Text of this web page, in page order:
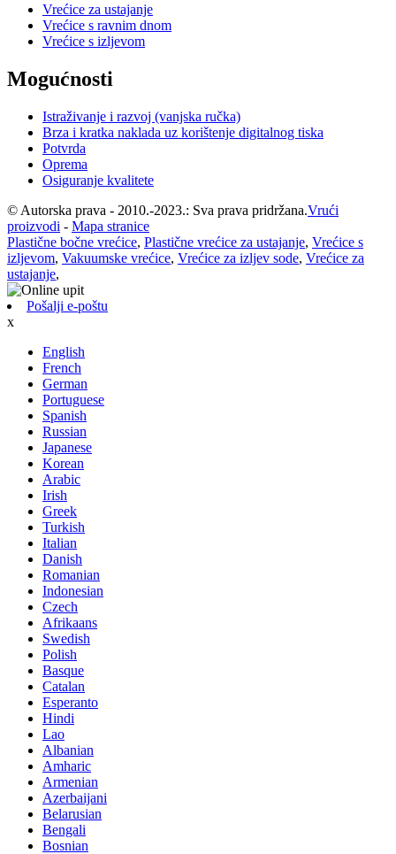
Vrećice za ustajanje
Vrećice s ravnim dnom
Vrećice s izljevom
Mogućnosti
Istraživanje i razvoj (vanjska ručka)
Brza i kratka naklada uz korištenje digitalnog tiska
Potvrda
Oprema
Osiguranje kvalitete
© Autorska prava - 2010.-2023.: Sva prava pridržana.Vrući
proizvodi - Mapa stranice
Plastične bočne vrećice, Plastične vrećice za ustajanje, Vrećice s
izljevom, Vakuumske vrećice, Vrećice za izljev sode, Vrećice za
ustajanje,
Pošalji e-poštu
x
English
French
German
Portuguese
Spanish
Russian
Japanese
Korean
Arabic
Irish
Greek
Turkish
Italian
Danish
Romanian
Indonesian
Czech
Afrikaans
Swedish
Polish
Basque
Catalan
Esperanto
Hindi
Lao
Albanian
Amharic
Armenian
Azerbaijani
Belarusian
Bengali
Bosnian